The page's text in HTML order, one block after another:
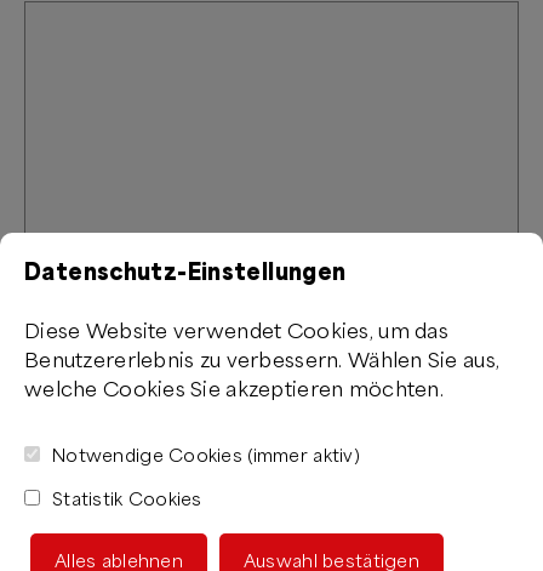
Datenschutz-Einstellungen
Diese Website verwendet Cookies, um das
Benutzererlebnis zu verbessern. Wählen Sie aus,
welche Cookies Sie akzeptieren möchten.
Notwendige Cookies (immer aktiv)
Statistik Cookies
Alles ablehnen Auswahl bestätigen
Unterlagen hochladen
Klicke oder ziehe Dateien hierher